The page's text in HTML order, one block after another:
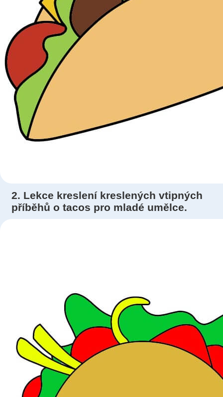
2. Lekce kreslení kreslených vtipných
příběhů o tacos pro mladé umělce.